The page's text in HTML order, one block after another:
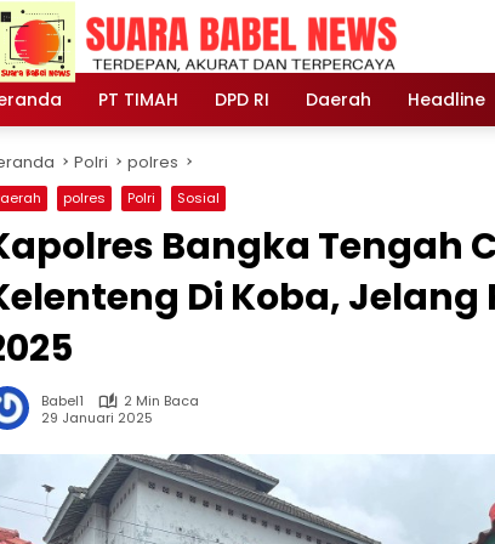
PT TIMAH DPD RI Daerah Headline
Polri polres
polres Polri Sosial
Bangka Tengah
Di Koba,
Babel1
2 Min Baca
29 Januari 2025